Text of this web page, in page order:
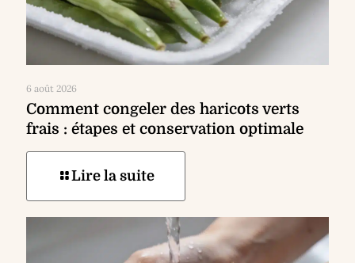
6 août 2026
Comment congeler des haricots verts
frais : étapes et conservation optimale
Lire la suite